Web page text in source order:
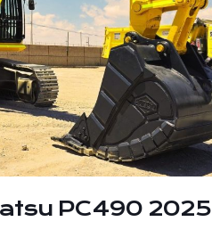
PC490 2025